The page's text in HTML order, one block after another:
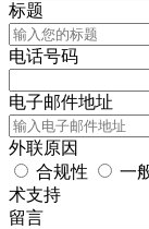
标题
电话号码
电子邮件地址
外联原因
合规性
一
术支持
留言